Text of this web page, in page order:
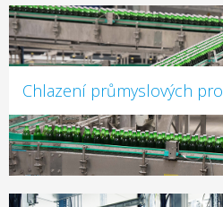
Chlazení průmyslových